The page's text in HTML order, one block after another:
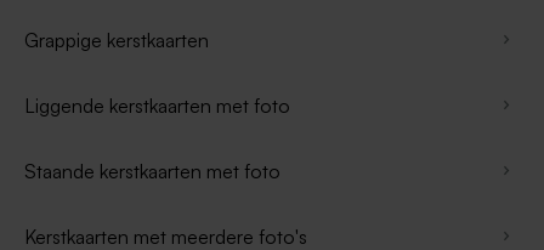
Grappige kerstkaarten
Liggende kerstkaarten met foto
Staande kerstkaarten met foto
Kerstkaarten met meerdere foto's